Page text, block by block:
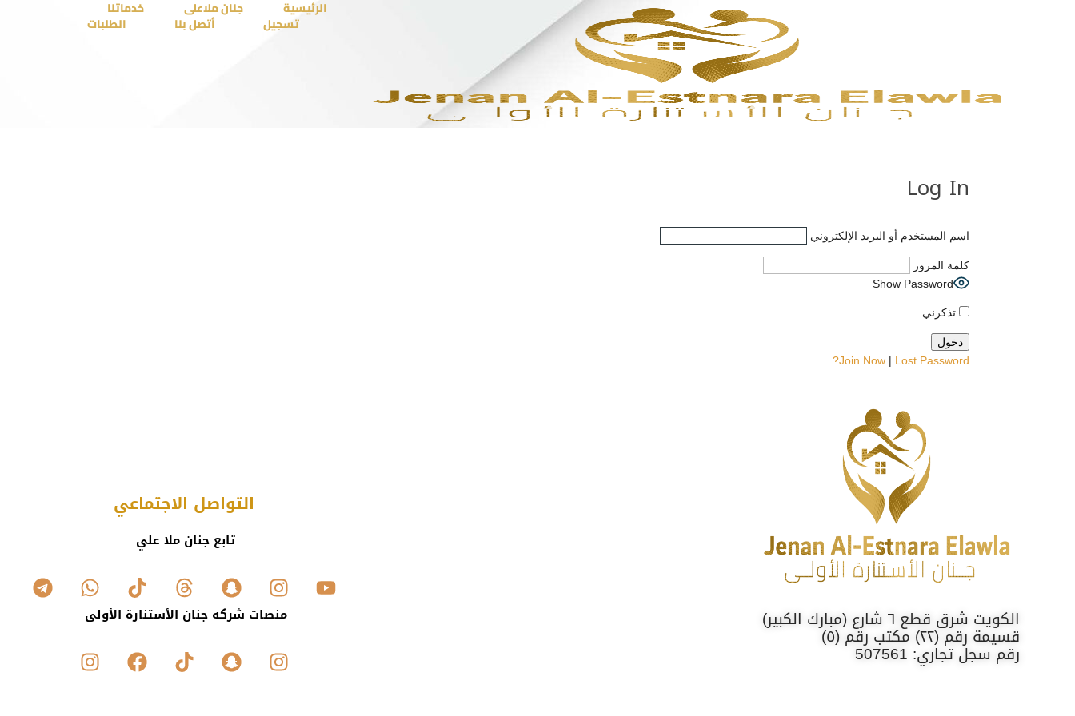
الرئيسية جنان ملاعلى خدماتنا
تسجيل أتصل بنا الطلبات
Log In
اسم المستخدم أو البريد الإلكتروني
كلمة المرور
Show Password
تذكرني
Join Now | Lost Password?
الكويت شرق قطع ٦ شارع (مبارك الكبير)
قسيمة رقم (٢٢) مكتب رقم (٥)
رقم سجل تجاري: 507561
التواصل الاجتماعي
تابع جنان ملا علي
منصات شركه جنان الأستنارة الأولى